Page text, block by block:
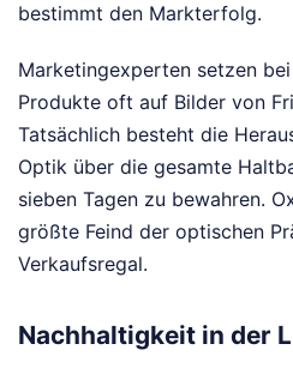
bestimmt den Markterfolg.
Marketingexperten setzen
Produkte oft auf Bilder von
Tatsächlich besteht die
Optik über die gesamte
sieben Tagen zu bewahren.
größte Feind der optischen
Verkaufsregal.
Nachhaltigkeit in der